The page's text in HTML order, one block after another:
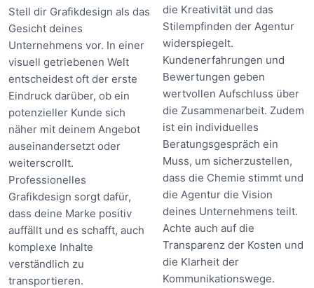
Stell dir Grafikdesign als das
Gesicht deines
Unternehmens vor. In einer
visuell getriebenen Welt
entscheidest oft der erste
Eindruck darüber, ob ein
potenzieller Kunde sich
näher mit deinem Angebot
auseinandersetzt oder
weiterscrollt.
Professionelles
Grafikdesign sorgt dafür,
dass deine Marke positiv
auffällt und es schafft, auch
komplexe Inhalte
verständlich zu
transportieren.
die Kreativität und das
Stilempfinden der Agentur
widerspiegelt.
Kundenerfahrungen und
Bewertungen geben
wertvollen Aufschluss über
die Zusammenarbeit. Zudem
ist ein individuelles
Beratungsgespräch ein
Muss, um sicherzustellen,
dass die Chemie stimmt und
die Agentur die Vision
deines Unternehmens teilt.
Achte auch auf die
Transparenz der Kosten und
die Klarheit der
Kommunikationswege.